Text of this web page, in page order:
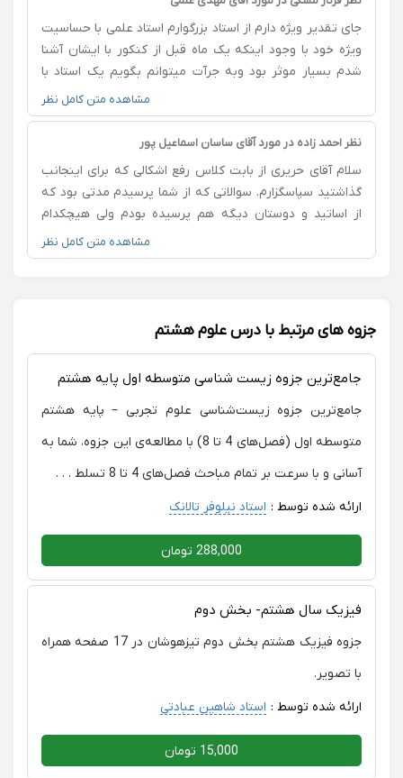
جای تقدیر ویژه دارم از استاد بزرگوارم استاد علمی با حساسیت
ویژه خود با وجود اینکه یک ماه قبل از کنکور با ایشان آشنا
شدم بسیار موثر بود وبه جرآت میتوانم بگویم یک استاد با
بهره ی علمی عالی که مسائل زیست را موشکافانه بر ایم
تحلیل کردند وهر درصدی در کنکور بزنم مدیون ایشان هستم
به عنوان یه دوست از کسی دنبال استاد زیست هستند ایشان
امتحان کنید
مشاهده متن کامل نظر
نظر احمد زاده در مورد آقای ساسان اسماعیل پور
سلام آقای حریری از بابت کلاس رفع اشکالی که برای اینجانب
گذاشتید سپاسگزارم. سوالاتی که از شما پرسیدم مدتی بود که
از اساتید و دوستان دیگه هم پرسیده بودم ولی هیچکدام
واضح نمیتوانستند سوالاتم را پاسخ دهند و دیگر ناامید شده
بودم از یافتن پاسخ مناسب که خداراشکر با شما در سایت
متشکرم
مشاهده متن کامل نظر
جزوه های مرتبط با درس علوم هشتم
جامع‌ترین جزوه زیست شناسی متوسطه اول پایه هشتم
جامع‌ترین جزوه زیست‌شناسی علوم تجربی – پایه هشتم
متوسطه اول (فصل‌های 4 تا 8) با مطالعه‌ی این جزوه، شما به
آسانی و با سرعت بر تمام مباحث فصل‌های 4 تا 8 تسلط . . .
ارائه شده توسط : استاد نیلوفر تالانک
288,000 تومان
فیزیک سال هشتم- بخش دوم
جزوه فیزیک هشتم بخش دوم تیزهوشان در 17 صفحه همراه
با تصویر.
ارائه شده توسط : استاد شاهین عبادتی
15,000 تومان